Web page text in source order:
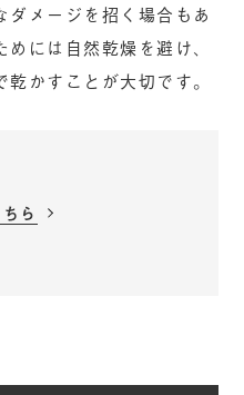
ダメージを招く場合もあ
には自然乾燥を避け、
かすことが大切です。
ら